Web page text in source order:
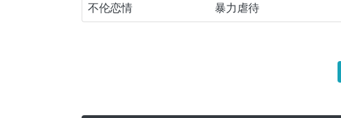
不伦恋情
暴力虐待